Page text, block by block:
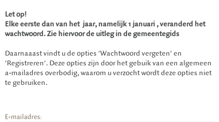
Let op!
Elke eerste dan van het jaar, namelijk 1 januari , veranderd het
wachtwoord. Zie hiervoor de uitleg in de gemeentegids
Daarnaaast vindt u de opties 'Wachtwoord vergeten' en
'Registreren'. Deze opties zijn door het gebuik van een algemeen
a-mailadres overbodig, waarom u verzocht wordt deze opties niet
te gebruiken.
E-mailadres: